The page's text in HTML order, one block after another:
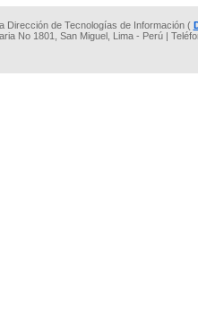
Dirección de Tecnologías de Información (
No 1801, San Miguel, Lima - Perú |